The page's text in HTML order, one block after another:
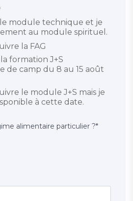
le module technique et je
au module spirituel.
la FAG
formation J+S
de camp du 8 au 15 août
le module J+S mais je
à cette date.
alimentaire particulier ?*